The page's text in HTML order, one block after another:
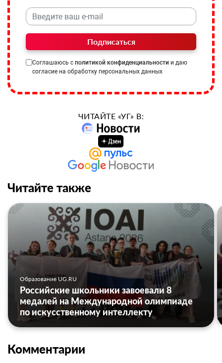
Подписаться
Соглашаюсь с политикой конфиденциальности и даю
согласие на обработку персональных данных
ЧИТАЙТЕ «УГ» В:
Читайте также
Образование UG.RU
Российские школьники завоевали 8
медалей на Международной олимпиаде
по искусственному интеллекту
Комментарии